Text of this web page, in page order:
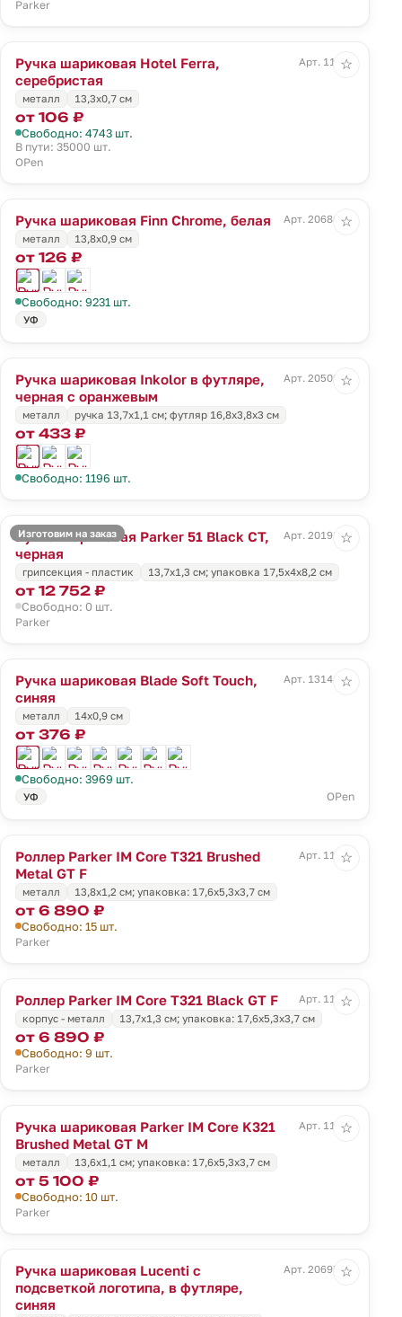
Parker
Ручка шариковая Hotel Ferra,
серебристая
Арт. 11231
металл 13,3х0,7 см
от 106 ₽
Свободно: 4743 шт.
В пути: 35000 шт.
OPen
☆
Ручка шариковая Finn Chrome, белая
Арт. 20686.60
металл
13,8х0,9 см
от 126 ₽
Свободно: 9231 шт.
УФ
☆
Ручка шариковая Inkolor в футляре,
черная с оранжевым
Арт. 20509.20
металл ручка 13,7х1,1 см; футляр 16,8х3,8х3 см
от 433 ₽
Свободно: 1196 шт.
☆
Изготовим на заказ
Ручка шариковая Parker 51 Black CT,
черная
Арт. 20198.30
грипсекция - пластик 13,7х1,3 см; упаковка 17,5х4х8,2 см
от 12 752 ₽
Свободно: 0 шт.
Parker
☆
Ручка шариковая Blade Soft Touch,
синяя
Арт. 13141.40
металл 14х0,9 см
от 376 ₽
Свободно: 3969 шт.
УФ OPen
☆
Роллер Parker IM Core T321 Brushed
Metal GT F
Арт. 11928
металл 13,8x1,2 см; упаковка: 17,6x5,3x3,7 см
от 6 890 ₽
Свободно: 15 шт.
Parker
☆
Роллер Parker IM Core T321 Black GT F
Арт. 11929
корпус - металл
13,7x1,3 см; упаковка: 17,6x5,3x3,7 см
от 6 890 ₽
Свободно: 9 шт.
Parker
☆
Ручка шариковая Parker IM Core K321
Brushed Metal GT M
Арт. 11930
металл 13,6x1,1 см; упаковка: 17,6x5,3x3,7 см
от 5 100 ₽
Свободно: 10 шт.
Parker
☆
Ручка шариковая Lucenti с
подсветкой логотипа, в футляре,
синяя
Арт. 20695.40
☆